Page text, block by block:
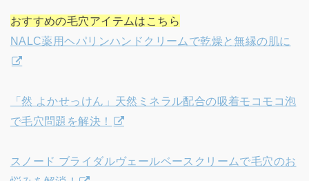
おすすめの毛穴アイテムはこちら
NALC薬用ヘパリンハンドクリームで乾燥と無縁の肌に
「然 よかせっけん」天然ミネラル配合の吸着モコモコ泡
で毛穴問題を解決！
スノード ブライダルヴェールベースクリームで毛穴のお